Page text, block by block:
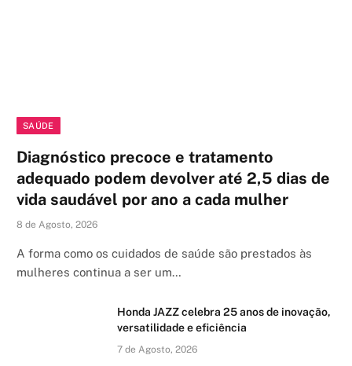
SAÚDE
Diagnóstico precoce e tratamento
adequado podem devolver até 2,5 dias de
vida saudável por ano a cada mulher
8 de Agosto, 2026
A forma como os cuidados de saúde são prestados às
mulheres continua a ser um…
Honda JAZZ celebra 25 anos de inovação,
versatilidade e eficiência
7 de Agosto, 2026